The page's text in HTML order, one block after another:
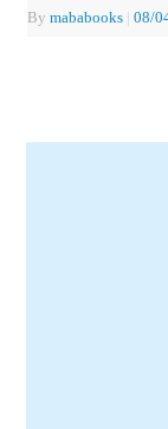
By mababooks | 08/